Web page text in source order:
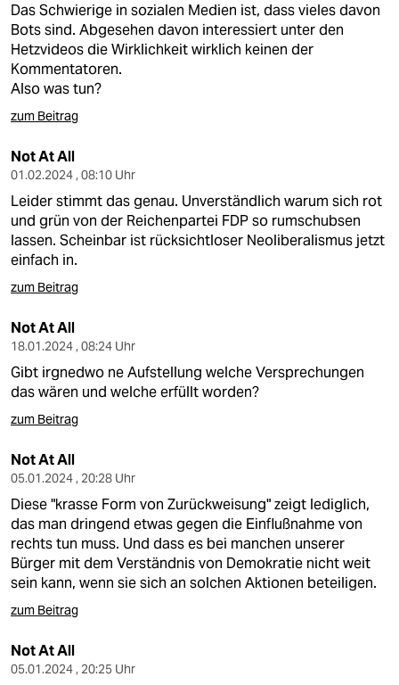
Das Schwierige in sozialen Medien ist, dass vieles davon
Bots sind. Abgesehen davon interessiert unter den
Hetzvideos die Wirklichkeit wirklich keinen der
Kommentatoren.
Also was tun?
zum Beitrag
Not At All
01.02.2024 , 08:10 Uhr
Leider stimmt das genau. Unverständlich warum sich rot
und grün von der Reichenpartei FDP so rumschubsen
lassen. Scheinbar ist rücksichtloser Neoliberalismus jetzt
einfach in.
zum Beitrag
Not At All
18.01.2024 , 08:24 Uhr
Gibt irgnedwo ne Aufstellung welche Versprechungen
das wären und welche erfüllt worden?
zum Beitrag
Not At All
05.01.2024 , 20:28 Uhr
Diese "krasse Form von Zurückweisung" zeigt lediglich,
das man dringend etwas gegen die Einflußnahme von
rechts tun muss. Und dass es bei manchen unserer
Bürger mit dem Verständnis von Demokratie nicht weit
sein kann, wenn sie sich an solchen Aktionen beteiligen.
zum Beitrag
Not At All
05.01.2024 , 20:25 Uhr